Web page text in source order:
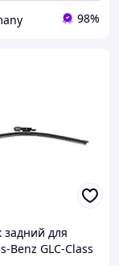
98%
для
Benz GLC-Class